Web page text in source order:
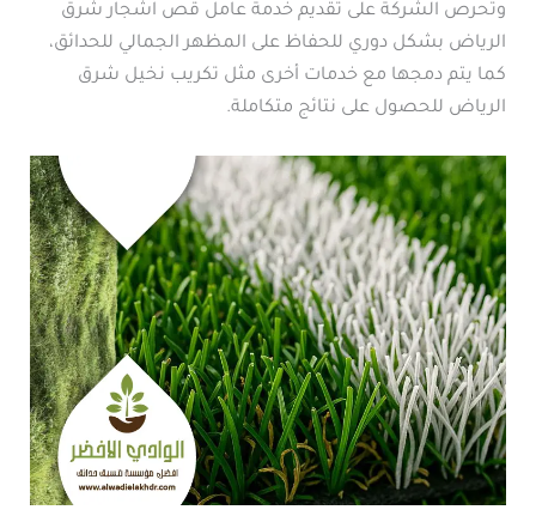
وتحرص الشركة على تقديم خدمة عامل قص اشجار شرق
الرياض بشكل دوري للحفاظ على المظهر الجمالي للحدائق،
كما يتم دمجها مع خدمات أخرى مثل تكريب نخيل شرق
الرياض للحصول على نتائج متكاملة.